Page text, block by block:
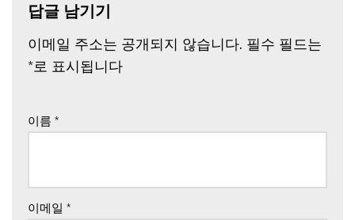
답글 남기기
이메일 주소는 공개되지 않습니다. 필수 필드는
*로 표시됩니다
이름 *
이메일 *